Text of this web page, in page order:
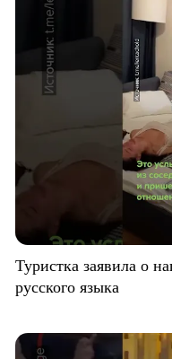
Туристка заявила о
русского языка